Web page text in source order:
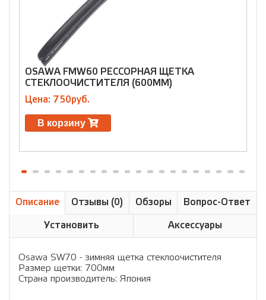
OSAWA FMW60 РЕССОРНАЯ ЩЕТКА
СТЕКЛООЧИСТИТЕЛЯ (600ММ)
Цена: 750руб.
В корзину
Описание Отзывы (0) Обзоры Вопрос-Ответ
Установить Аксессуары
Osawa SW70 - зимняя щетка стеклоочистителя
Размер щетки: 700мм
Страна производитель: Япония